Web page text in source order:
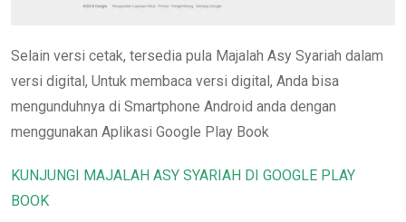
Selain versi cetak, tersedia pula Majalah Asy Syariah dalam
versi digital, Untuk membaca versi digital, Anda bisa
mengunduhnya di Smartphone Android anda dengan
menggunakan Aplikasi Google Play Book
KUNJUNGI MAJALAH ASY SYARIAH DI GOOGLE PLAY
BOOK